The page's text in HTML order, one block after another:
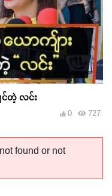
ျင်တဲ့ လင်း
727
0
found or not